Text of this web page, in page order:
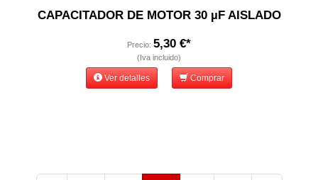
CAPACITADOR DE MOTOR 30 µF AISLADO
Precio: 5,30 €*
(Iva incluido)
Ver detalles Comprar